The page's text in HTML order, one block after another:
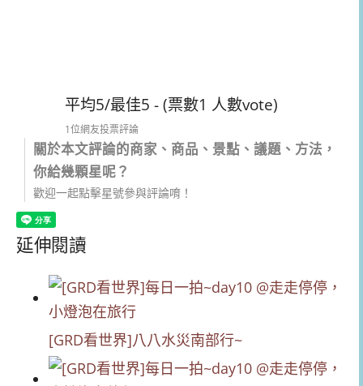
平均5/最佳5 - (票數1 人數vote)
1位網友投票評論
關於本文評論的商家、商品、景點、議題、方法，
你給幾顆星呢？
歡迎一起點擊星號參與評論唷！
延伸閱讀
[GRD看世界]八八水災南部行~